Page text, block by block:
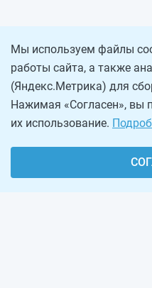
Мы используем файлы
работы сайта, а также
(Яндекс.Метрика) для
Нажимая «Согласен», вы
их использование.